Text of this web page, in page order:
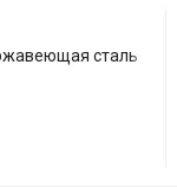
сталь